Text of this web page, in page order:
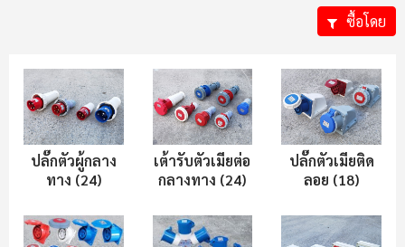
ปลั๊กตัวผู้กลาง
ทาง (24)
เต้ารับตัวเมียต่อ
กลางทาง (24)
ปลั๊กตัวเมียติด
ลอย (18)
ซื้อโดย